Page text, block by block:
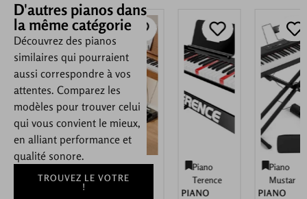
D'autres pianos dans
la même catégorie
Découvrez des pianos
similaires qui pourraient
aussi correspondre à vos
attentes. Comparez les
modèles pour trouver celui
qui vous convient le mieux,
en alliant performance et
qualité sonore.
TROUVEZ LE VOTRE
!
Piano
Mustar
Piano
Terence
PIANO
Piano
Terence
PIANO
Piano
Mustar
PIANO